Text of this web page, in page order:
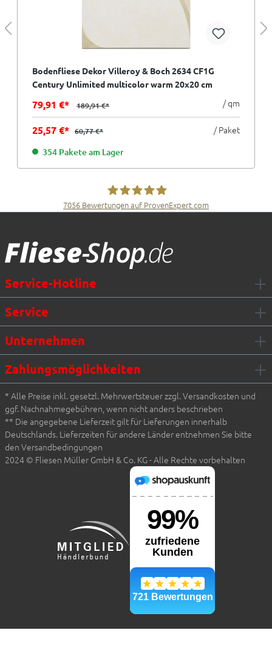
Bodenfliese Dekor Villeroy & Boch 2634 CF1G
Century Unlimited multicolor warm 20x20 cm
79,91 €* 189,91 €* / qm
25,57 €* 60,77 €* / Paket
354 Pakete am Lager
7056 Bewertungen auf ProvenExpert.com
Service-Hotline
Service
Unternehmen
Zahlungsmöglichkeiten
* Alle Preise inkl. gesetzl. Mehrwertsteuer zzgl. Versandkosten und
ggf. Nachnahmegebühren, wenn nicht anders beschrieben
** Die angegebene Lieferzeit gilt für Lieferungen innerhalb
Deutschlands. Lieferzeiten für andere Länder entnehmen Sie bitte
den Versandbedingungen
2024 © Fliesen Müller GmbH & Co. KG - Alle Rechte vorbehalten